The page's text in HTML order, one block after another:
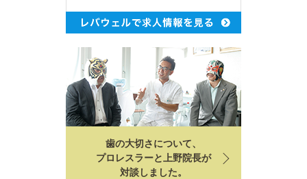
歯の大切さについて、
プロレスラーと上野院長が
対談しました。